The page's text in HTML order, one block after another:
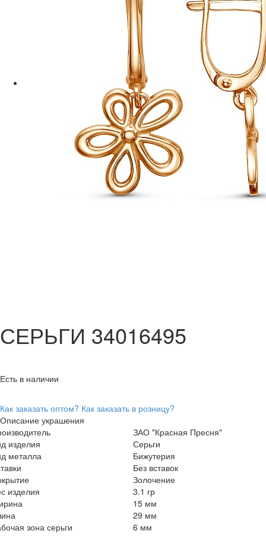
СЕРЬГИ 34016495
Есть в наличии
Как заказать оптом? Как заказать в розницу?
Описание украшения
ЗАО "Красная Пресня"
изделия
Серьги
металла
Бижутерия
Без вставок
Золочение
изделия
3.1 гр
15 мм
29 мм
зона серьги
6 мм